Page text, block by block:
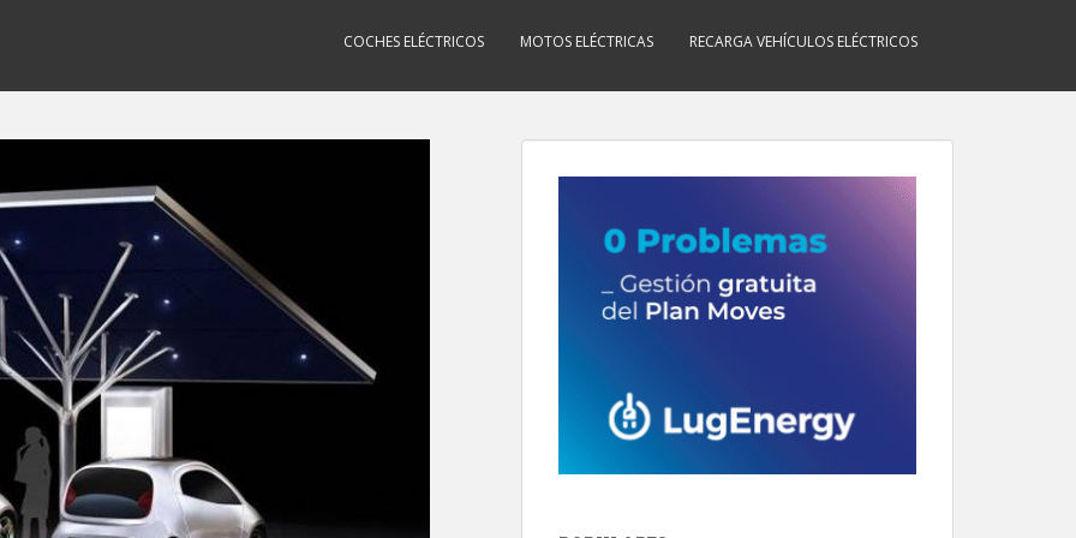
COCHES ELÉCTRICOS MOTOS ELÉCTRICAS RECARGA VEHÍCULOS ELÉCTRICOS